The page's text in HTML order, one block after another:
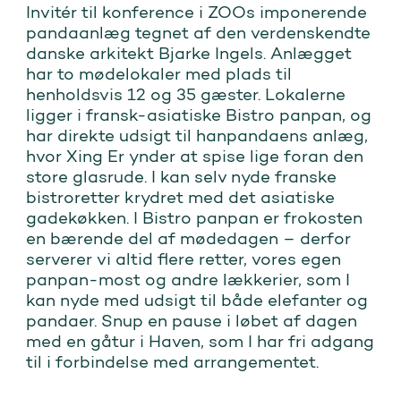
Invitér til konference i ZOOs imponerende
pandaanlæg tegnet af den verdenskendte
danske arkitekt Bjarke Ingels. Anlægget
har to mødelokaler med plads til
henholdsvis 12 og 35 gæster. Lokalerne
ligger i fransk-asiatiske Bistro panpan, og
har direkte udsigt til hanpandaens anlæg,
hvor Xing Er ynder at spise lige foran den
store glasrude. I kan selv nyde franske
bistroretter krydret med det asiatiske
gadekøkken. I Bistro panpan er frokosten
en bærende del af mødedagen – derfor
serverer vi altid flere retter, vores egen
panpan-most og andre lækkerier, som I
kan nyde med udsigt til både elefanter og
pandaer. Snup en pause i løbet af dagen
med en gåtur i Haven, som I har fri adgang
til i forbindelse med arrangementet.